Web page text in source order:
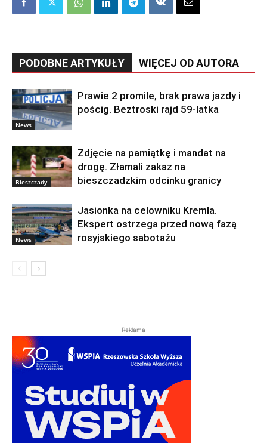
PODOBNE ARTYKUŁY WIĘCEJ OD AUTORA
News
Prawie 2 promile, brak prawa jazdy i
pościg. Beztroski rajd 59-latka
Bieszczady
Zdjęcie na pamiątkę i mandat na
drogę. Złamali zakaz na
bieszczadzkim odcinku granicy
News
Jasionka na celowniku Kremla.
Ekspert ostrzega przed nową fazą
rosyjskiego sabotażu
Reklama